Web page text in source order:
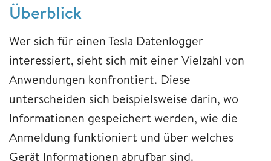
Überblick
Wer sich für einen Tesla Datenlogger
interessiert, sieht sich mit einer Vielzahl von
Anwendungen konfrontiert. Diese
unterscheiden sich beispielsweise darin, wo
Informationen gespeichert werden, wie die
Anmeldung funktioniert und über welches
Gerät Informationen abrufbar sind.